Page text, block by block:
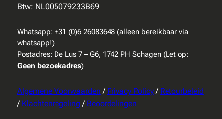
Btw: NL005079233B69
Whatsapp: +31 (0)6 26083648 (alleen bereikbaar via
whatsapp!)
Postadres: De Lus 7 – G6, 1742 PH Schagen (Let op:
Geen bezoekadres)
Algemene Voorwaarden / Privacy Policy/ Retourbeleid
/ Klachtenregeling / Beoordelingen